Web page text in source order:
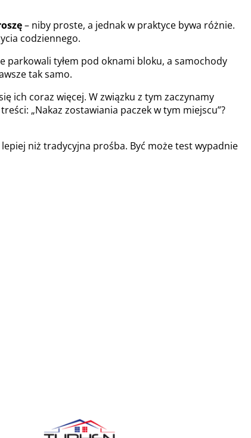
– niby proste, a jednak w praktyce bywa różnie.
codziennego.
parkowali tyłem pod oknami bloku, a samochody
tak samo.
ich coraz więcej. W związku z tym zaczynamy
„Nakaz zostawiania paczek w tym miejscu”?
niż tradycyjna prośba. Być może test wypadnie